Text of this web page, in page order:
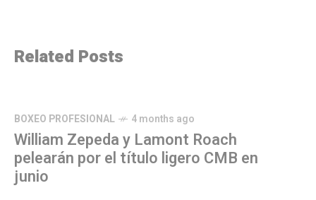
Related Posts
BOXEO PROFESIONAL 4 months ago
William Zepeda y Lamont Roach
pelearán por el título ligero CMB en
junio